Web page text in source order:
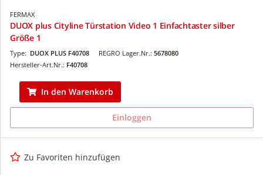
FERMAX
DUOX plus Cityline Türstation Video 1 Einfachtaster silber
Größe 1
REGRO Lager.Nr.: 5678080
Type: DUOX PLUS F40708
Hersteller-Art.Nr.: F40708
In den Warenkorb
Einloggen
Zu Favoriten hinzufügen